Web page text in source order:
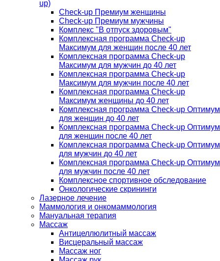
up)
Check-up Премиум женщины
Check-up Премиум мужчины
Комплекс "В отпуск здоровым"
Комплексная программа Check-up
Максимум для женщин после 40 лет
Комплексная программа Check-up
Максимум для мужчин до 40 лет
Комплексная программа Check-up
Максимум для мужчин после 40 лет
Комплексная программа Check-up
Максимум женщины до 40 лет
Комплексная программа Check-up Оптимум
для женщин до 40 лет
Комплексная программа Check-up Оптимум
для женщин после 40 лет
Комплексная программа Check-up Оптимум
для мужчин до 40 лет
Комплексная программа Check-up Оптимум
для мужчин после 40 лет
Комплексное спортивное обследование
Онкологические скрининги
Лазерное лечение
Маммология и онкомаммология
Мануальная терапия
Массаж
Антицеллюлитный массаж
Висцеральный массаж
Массаж ног